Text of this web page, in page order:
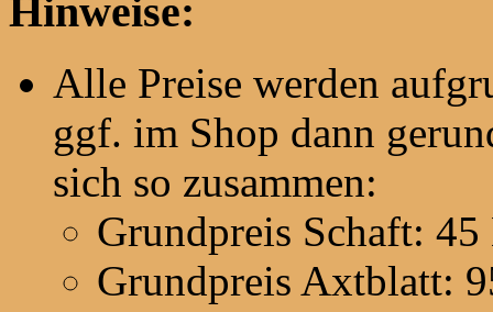
Hinweise:
Alle Preise werden
ggf. im Shop dann
sich so zusammen:
Grundpreis Schaft: 45
Grundpreis Axtblatt: